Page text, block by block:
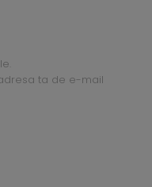
ta de e-mail